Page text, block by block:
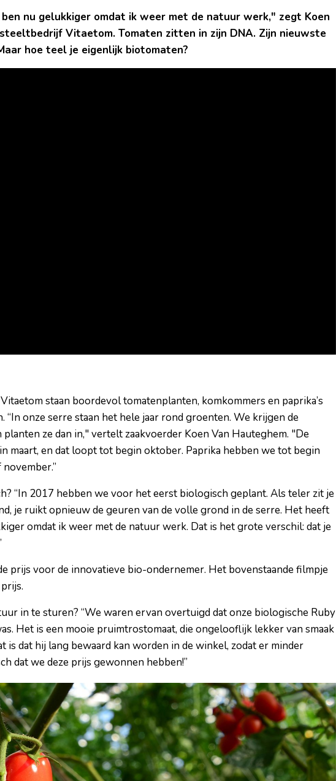
nu gelukkiger omdat ik weer met de natuur werk," zegt Koen
Vitaetom. Tomaten zitten in zijn DNA. Zijn nieuwste
hoe teel je eigenlijk biotomaten?
staan boordevol tomatenplanten, komkommers en paprika’s
“In onze serre staan het hele jaar rond groenten. We krijgen de
ze dan in," vertelt zaakvoerder Koen Van Hauteghem. "De
maart, en dat loopt tot begin oktober. Paprika hebben we tot begin
“In 2017 hebben we voor het eerst biologisch geplant. Als teler zit je
je ruikt opnieuw de geuren van de volle grond in de serre. Het heeft
omdat ik weer met de natuur werk. Dat is het grote verschil: dat je
prijs voor de innovatieve bio-ondernemer. Het bovenstaande filmpje
in te sturen? “We waren ervan overtuigd dat onze biologische Ruby
Het is een mooie pruimtrostomaat, die ongelooflijk lekker van smaak
is dat hij lang bewaard kan worden in de winkel, zodat er minder
dat we deze prijs gewonnen hebben!”